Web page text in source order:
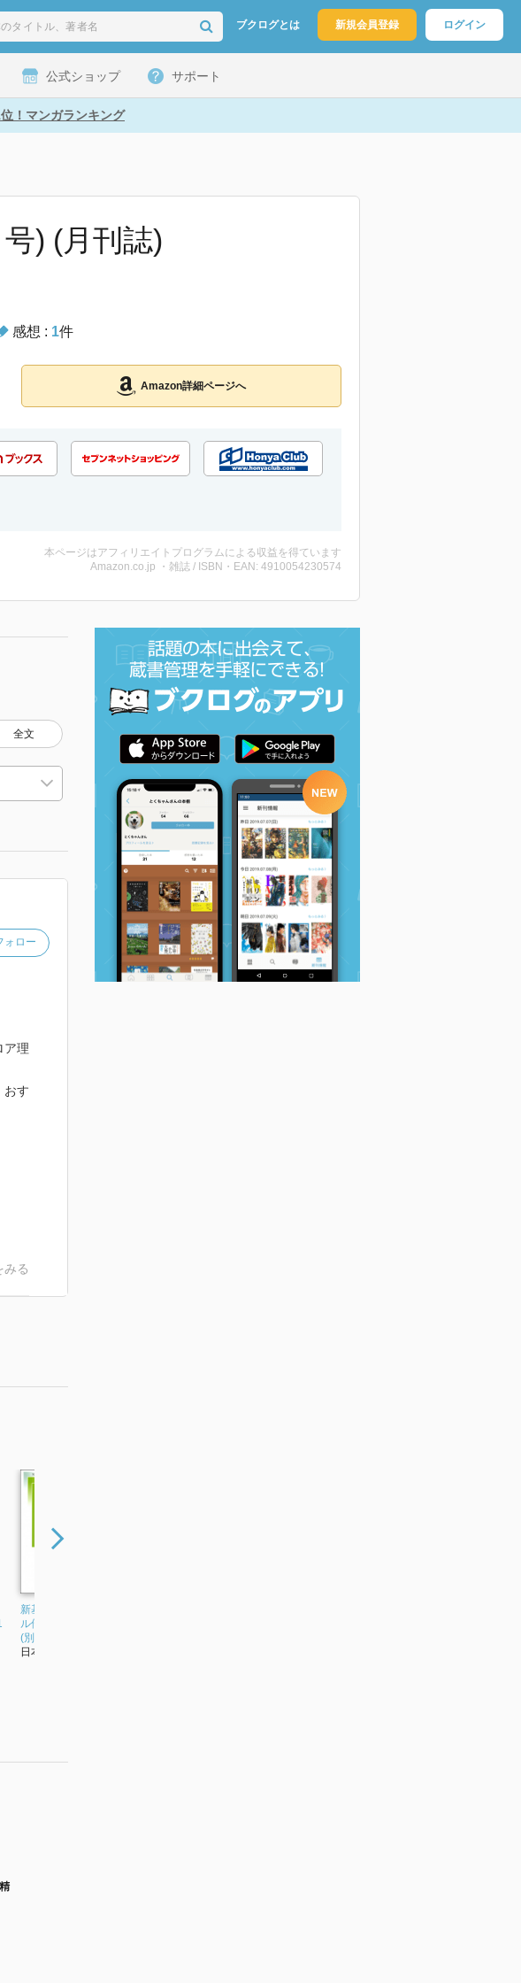
ブクログとは 新規会員登録 ログイン
公式ショップ サポート
！マンガランキング
) (月刊誌)
感想 : 1件
Amazon詳細ページへ
本ページはアフィリエイトプログラムによる収益を得ています
Amazon.co.jp ・雑誌 / ISBN・EAN: 4910054230574
全文
ォロー
ア理
おす
みる
新基本法コンメンター
ル借地借家法 (第2版)
(別冊法学セミナー)
日本評論社